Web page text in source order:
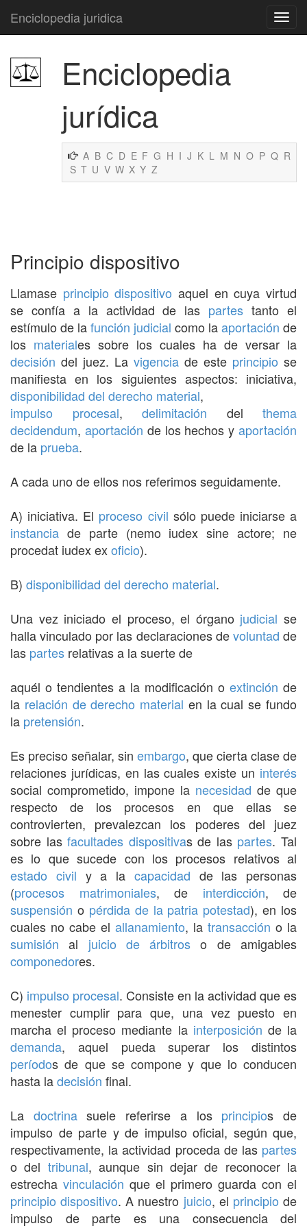
Enciclopedia juridica
Enciclopedia
jurídica
A B C D E F G H I J K L M N O P Q R
S T U V W X Y Z
Principio dispositivo
Llamase principio dispositivo aquel en cuya virtud
se confía a la actividad de las partes tanto el
estímulo de lafunción judicial como laaportación de
los materiales sobre los cuales ha de versar la
decisión del juez. La vigencia de este principio se
manifiesta en los siguientes aspectos: iniciativa,
disponibilidad del derecho material,
impulso procesal, delimitación del thema
decidendum, aportación de los hechos yaportación
de la prueba.
A cada uno de ellos nos referimos seguidamente.
A) iniciativa. El proceso civil sólo puede iniciarse a
instancia de parte (nemo iudex sine actore; ne
procedat iudex exoficio).
B) disponibilidad del derecho material.
Una vez iniciado el proceso, el órgano judicial se
halla vinculado por las declaraciones devoluntad de
las partes relativas a la suerte de
aquél o tendientes a la modificación o extinción de
la relación de derecho material en la cual se fundo
la pretensión.
Es preciso señalar, sin embargo, que cierta clase de
relaciones jurídicas, en las cuales existe un interés
social comprometido, impone la necesidad de que
respecto de los procesos en que ellas se
controvierten, prevalezcan los poderes del juez
sobre lasfacultades dispositivas de las partes. Tal
es lo que sucede con los procesos relativos al
estado civil y a la capacidad de las personas
(procesos matrimoniales, de interdicción, de
suspensión o pérdida de la patria potestad), en los
cuales no cabe el allanamiento, la transacción o la
sumisión al juicio de árbitros o de amigables
componedores.
C) impulso procesal. Consiste en la actividad que es
menester cumplir para que, una vez puesto en
marcha el proceso mediante la interposición de la
demanda, aquel pueda superar los distintos
períodos de que se compone y que lo conducen
hasta ladecisión final.
La doctrinasuele referirse a los principios de
impulso de parte y de impulso oficial, según que,
respectivamente, la actividad proceda de las partes
o del tribunal, aunque sin dejar de reconocer la
estrecha vinculación que el primero guarda con el
principio dispositivo. A nuestro juicio, el principio de
impulso de parte es una consecuencia del